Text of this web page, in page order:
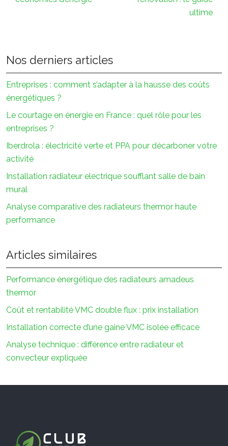
ultime
Nos derniers articles
Entreprises : comment s’adapter à la hausse des coûts
énergétiques ?
Le courtage en énergie en France : quel rôle pour les
entreprises ?
Iberdrola : électricité verte et PPA pour décarboner votre
activité
Installation radiateur electrique soufflant salle de bain
mural
Analyse comparative des radiateurs thermor haute
performance
Articles similaires
Performance énergétique des radiateurs amadeus
thermor
Coût et rentabilité VMC double flux : prix installation
Installation correcte d’une gaine VMC isolée efficace
Analyse technique : différence entre radiateur et
convecteur expliquée